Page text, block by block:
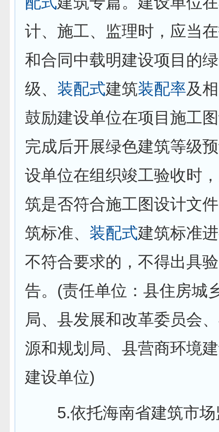
计、施工、监理时，应当
和合同中载明建设项目的
级、 装配式建筑装配率及
鼓励建设单位在项目施工
完成后开展绿色建筑等级
设单位在组织竣工验收时
筑是否符合施工图设计文
筑标准、 装配式建筑标准
不符合要求的，不得出具
告。(责任单位：县住房城
局、县发展和改革委员会
源和规划局、县营商环境
建设单位)
5.依托海南省建筑市场